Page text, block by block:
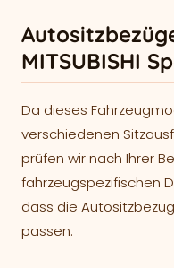
MITSUBISHI
Da dieses
verschiedenen
prüfen wir nach Ihrer
fahrzeugspezifischen
dass die
passen.